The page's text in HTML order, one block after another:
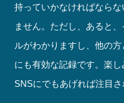
持っていかなければなら
ません。ただし、あると
ルがわかりますし、他の
にも有効な記録です。楽
SNSにでもあげれば注目さ